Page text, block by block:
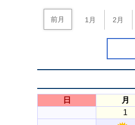
前月 1月 2月
日 月
1